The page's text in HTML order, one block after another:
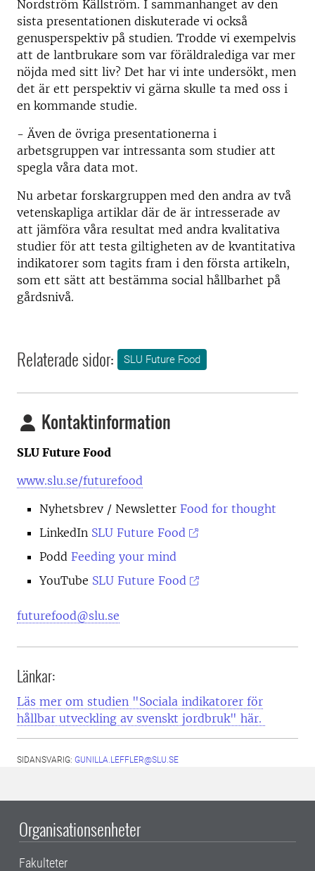
Nordström Källström. I sammanhanget av den
sista presentationen diskuterade vi också
genusperspektiv på studien. Trodde vi exempelvis
att de lantbrukare som var föräldralediga var mer
nöjda med sitt liv? Det har vi inte undersökt, men
det är ett perspektiv vi gärna skulle ta med oss i
en kommande studie.
- Även de övriga presentationerna i
arbetsgruppen var intressanta som studier att
spegla våra data mot.
Nu arbetar forskargruppen med den andra av två
vetenskapliga artiklar där de är intresserade av
att jämföra våra resultat med andra kvalitativa
studier för att testa giltigheten av de kvantitativa
indikatorer som tagits fram i den första artikeln,
som ett sätt att bestämma social hållbarhet på
gårdsnivå.
Relaterade sidor: SLU Future Food
Kontaktinformation
SLU Future Food
www.slu.se/futurefood
Nyhetsbrev / Newsletter Food for thought
LinkedIn SLU Future Food
Podd Feeding your mind
YouTube SLU Future Food
futurefood@slu.se
Länkar:
Läs mer om studien "Sociala indikatorer för
hållbar utveckling av svenskt jordbruk" här.
SIDANSVARIG: GUNILLA.LEFFLER@SLU.SE
Organisationsenheter
Fakulteter